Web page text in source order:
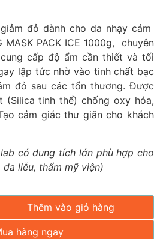
đỏ dành cho da nhạy cảm
MASK PACK ICE 1000g,
chuyên
cấp độ ẩm cần thiết và tối
lập tức nhờ vào tinh chất bạc
đỏ sau các tổn thương. Được
(Silica tinh thể) chống oxy hóa,
cảm giác thư giãn cho khách
có dung tích lớn phù hợp cho
liễu, thẩm mỹ viện)
Thêm vào giỏ hàng
hàng ngay